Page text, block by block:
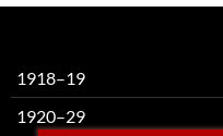
1918–19
1920–29